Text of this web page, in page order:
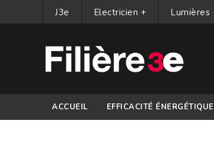
J3e Electricien + Lumières
ACCUEIL EFFICACITÉ ÉNERGÉTIQUE